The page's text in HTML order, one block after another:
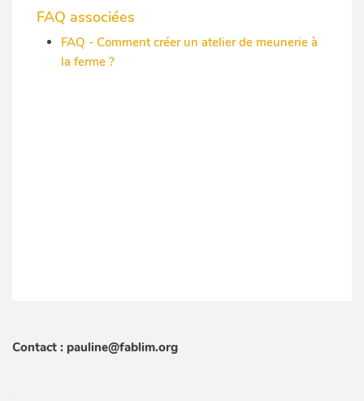
FAQ associées
FAQ - Comment créer un atelier de meunerie à
la ferme ?
Contact : pauline@fablim.org